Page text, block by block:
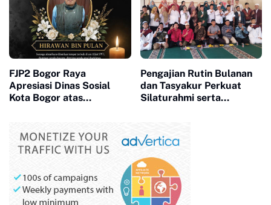
FJP2 Bogor Raya
Apresiasi Dinas Sosial
Kota Bogor atas
Senior Hirawan (Om
Dewa)
Pengajian Rutin Bulanan
dan Tasyakur Perkuat
Silaturahmi serta